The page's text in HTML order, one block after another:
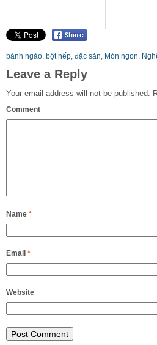
bánh ngào bột nếp đặc sản Món ngon
Leave a Reply
Your email address will not be published.
Comment
Name *
Email *
Website